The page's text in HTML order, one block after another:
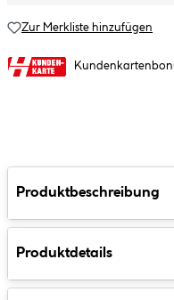
Zur Merkliste hinzufügen
Produktbeschreibung
Produktdetails